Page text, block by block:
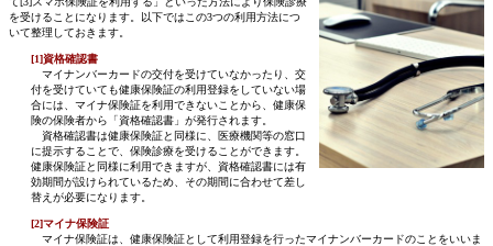
を受けることになります。以下ではこの3つの利用方法につ
いて整理しておきます。
[1]資格確認書
マイナンバーカードの交付を受けていなかったり、交
付を受けていても健康保険証の利用登録をしていない場
合には、マイナ保険証を利用できないことから、健康保
険の保険者から「資格確認書」が発行されます。
資格確認書は健康保険証と同様に、医療機関等の窓口
に提示することで、保険診療を受けることができます。
健康保険証と同様に利用できますが、資格確認書には有
効期間が設けられているため、その期間に合わせて差し
替えが必要になります。
[2]マイナ保険証
マイナ保険証は、健康保険証として利用登録を行ったマイナンバーカードのことをいいま